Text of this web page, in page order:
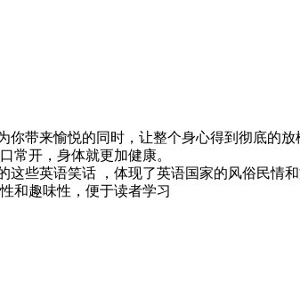
你带来愉悦的同时，让整个身心得到彻底的放
常开，身体就更加健康。
这些英语笑话 ，体现了英语国家的风俗民情
和趣味性，便于读者学习